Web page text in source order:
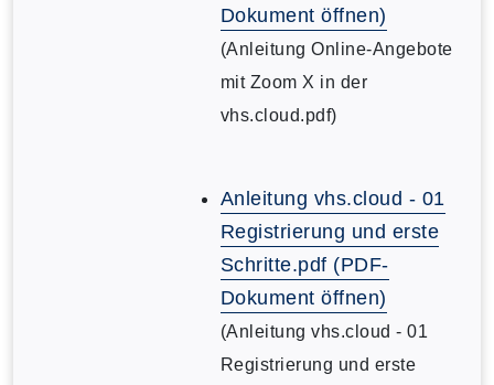
Dokument öffnen)
(Anleitung Online-Angebote
mit Zoom X in der
vhs.cloud.pdf)
Anleitung vhs.cloud - 01
Registrierung und erste
Schritte.pdf (PDF-
Dokument öffnen)
(Anleitung vhs.cloud - 01
Registrierung und erste